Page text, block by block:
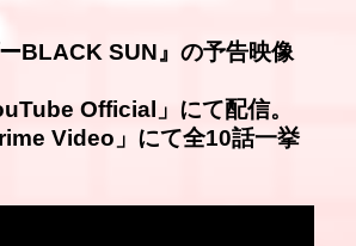
ーBLACK SUN』の予告映像
Official」にて配信。
Video」にて全10話一挙